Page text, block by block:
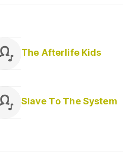
The Afterlife Kids
Slave To The System